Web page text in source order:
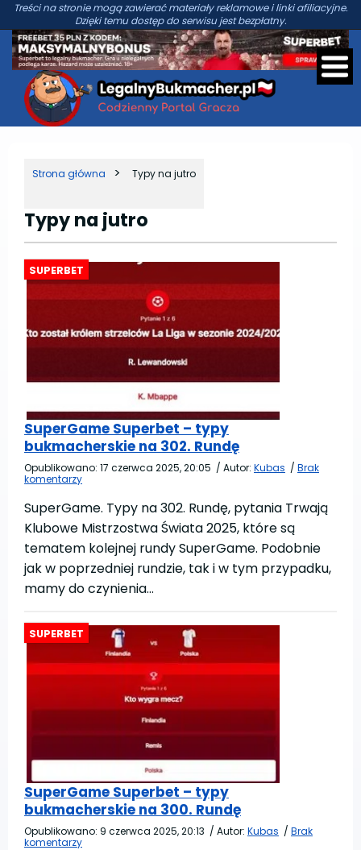
Treści na stronie mogą zawierać materiały reklamowe i linki afiliacyjne.
Dzięki temu dostęp do serwisu jest bezpłatny.
Strona główna Typy na jutro
Typy na jutro
SuperGame Superbet – typy
bukmacherskie na 302. Rundę
Opublikowano: 17 czerwca 2025, 20:05 / Autor: Kubas / Brak
komentarzy
SuperGame. Typy na 302. Rundę, pytania Trwają
Klubowe Mistrzostwa Świata 2025, które są
tematem kolejnej rundy SuperGame. Podobnie
jak w poprzedniej rundzie, tak i w tym przypadku,
mamy do czynienia…
SuperGame Superbet – typy
bukmacherskie na 300. Rundę
Opublikowano: 9 czerwca 2025, 20:13 / Autor: Kubas / Brak
komentarzy